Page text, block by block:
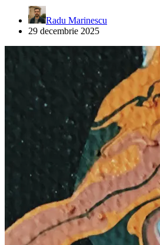
Radu Marinescu
29 decembrie 2025